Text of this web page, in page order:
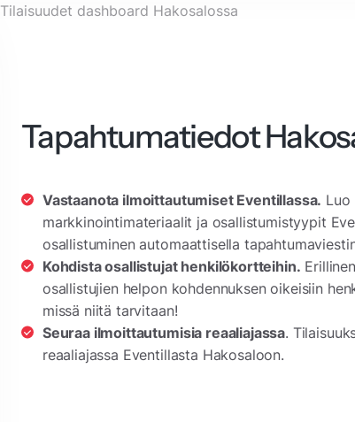
Tilaisuudet dashboard Hakosalossa
Tapahtumatiedot
Vastaanota ilmoittautumiset Eventillassa. Luo
markkinointimateriaalit ja osallistumistyypit
osallistuminen automaattisella
Kohdista osallistujat henkilökortteihin.
osallistujien helpon kohdennuksen oikeisiin
missä niitä tarvitaan!
Seuraa ilmoittautumisia reaaliajassa.
reaaliajassa Eventillasta Hakosaloon.